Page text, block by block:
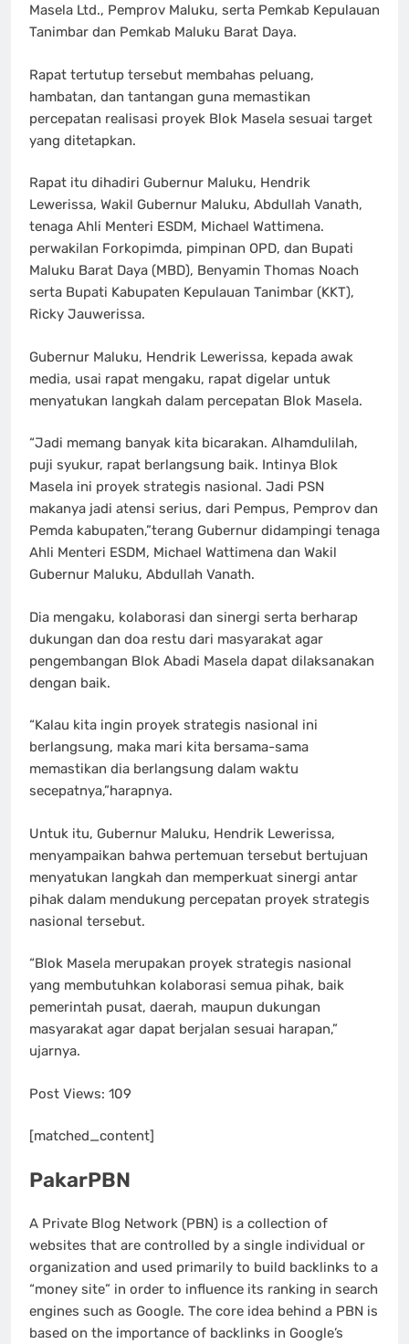
Masela Ltd., Pemprov Maluku, serta Pemkab Kepulauan
Tanimbar dan Pemkab Maluku Barat Daya.
Rapat tertutup tersebut membahas peluang,
hambatan, dan tantangan guna memastikan
percepatan realisasi proyek Blok Masela sesuai target
yang ditetapkan.
Rapat itu dihadiri Gubernur Maluku, Hendrik
Lewerissa, Wakil Gubernur Maluku, Abdullah Vanath,
tenaga Ahli Menteri ESDM, Michael Wattimena.
perwakilan Forkopimda, pimpinan OPD, dan Bupati
Maluku Barat Daya (MBD), Benyamin Thomas Noach
serta Bupati Kabupaten Kepulauan Tanimbar (KKT),
Ricky Jauwerissa.
Gubernur Maluku, Hendrik Lewerissa, kepada awak
media, usai rapat mengaku, rapat digelar untuk
menyatukan langkah dalam percepatan Blok Masela.
“Jadi memang banyak kita bicarakan. Alhamdulilah,
puji syukur, rapat berlangsung baik. Intinya Blok
Masela ini proyek strategis nasional. Jadi PSN
makanya jadi atensi serius, dari Pempus, Pemprov dan
Pemda kabupaten,”terang Gubernur didampingi tenaga
Ahli Menteri ESDM, Michael Wattimena dan Wakil
Gubernur Maluku, Abdullah Vanath.
Dia mengaku, kolaborasi dan sinergi serta berharap
dukungan dan doa restu dari masyarakat agar
pengembangan Blok Abadi Masela dapat dilaksanakan
dengan baik.
“Kalau kita ingin proyek strategis nasional ini
berlangsung, maka mari kita bersama-sama
memastikan dia berlangsung dalam waktu
secepatnya,”harapnya.
Untuk itu, Gubernur Maluku, Hendrik Lewerissa,
menyampaikan bahwa pertemuan tersebut bertujuan
menyatukan langkah dan memperkuat sinergi antar
pihak dalam mendukung percepatan proyek strategis
nasional tersebut.
“Blok Masela merupakan proyek strategis nasional
yang membutuhkan kolaborasi semua pihak, baik
pemerintah pusat, daerah, maupun dukungan
masyarakat agar dapat berjalan sesuai harapan,”
ujarnya.
Post Views: 109
[matched_content]
PakarPBN
A Private Blog Network (PBN) is a collection of
websites that are controlled by a single individual or
organization and used primarily to build backlinks to a
“money site” in order to influence its ranking in search
engines such as Google. The core idea behind a PBN is
based on the importance of backlinks in Google’s